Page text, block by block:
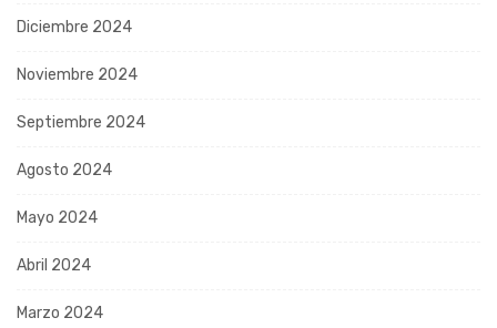
Diciembre 2024
Noviembre 2024
Septiembre 2024
Agosto 2024
Mayo 2024
Abril 2024
Marzo 2024